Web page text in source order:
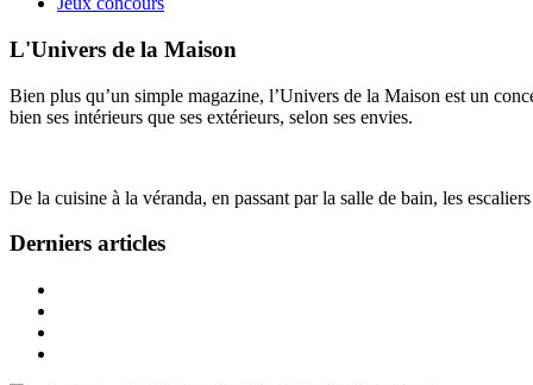
L'Univers de la Maison
Bien plus qu’un simple magazine, l’Univers de la Maison est un
bien ses intérieurs que ses extérieurs, selon ses envies.
De la cuisine à la véranda, en passant par la salle de bain, les
Derniers articles